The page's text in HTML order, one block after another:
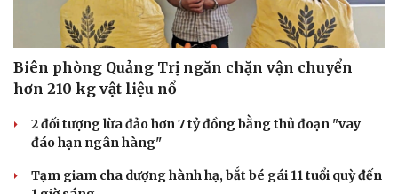
Biên phòng Quảng Trị ngăn chặn vận chuyển
hơn 210 kg vật liệu nổ
2 đối tượng lừa đảo hơn 7 tỷ đồng bằng thủ đoạn "vay
đáo hạn ngân hàng"
Tạm giam cha dượng hành hạ, bắt bé gái 11 tuổi quỳ đến